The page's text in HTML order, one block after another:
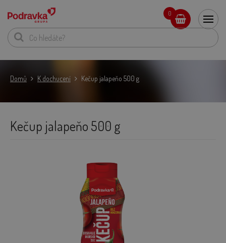
0
Domů K dochucení Kečup jalapeňo 500 g
Kečup jalapeňo 500 g